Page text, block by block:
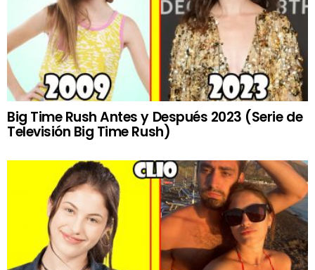
Big Time Rush Antes y Después 2023 (Serie de
Televisión Big Time Rush)